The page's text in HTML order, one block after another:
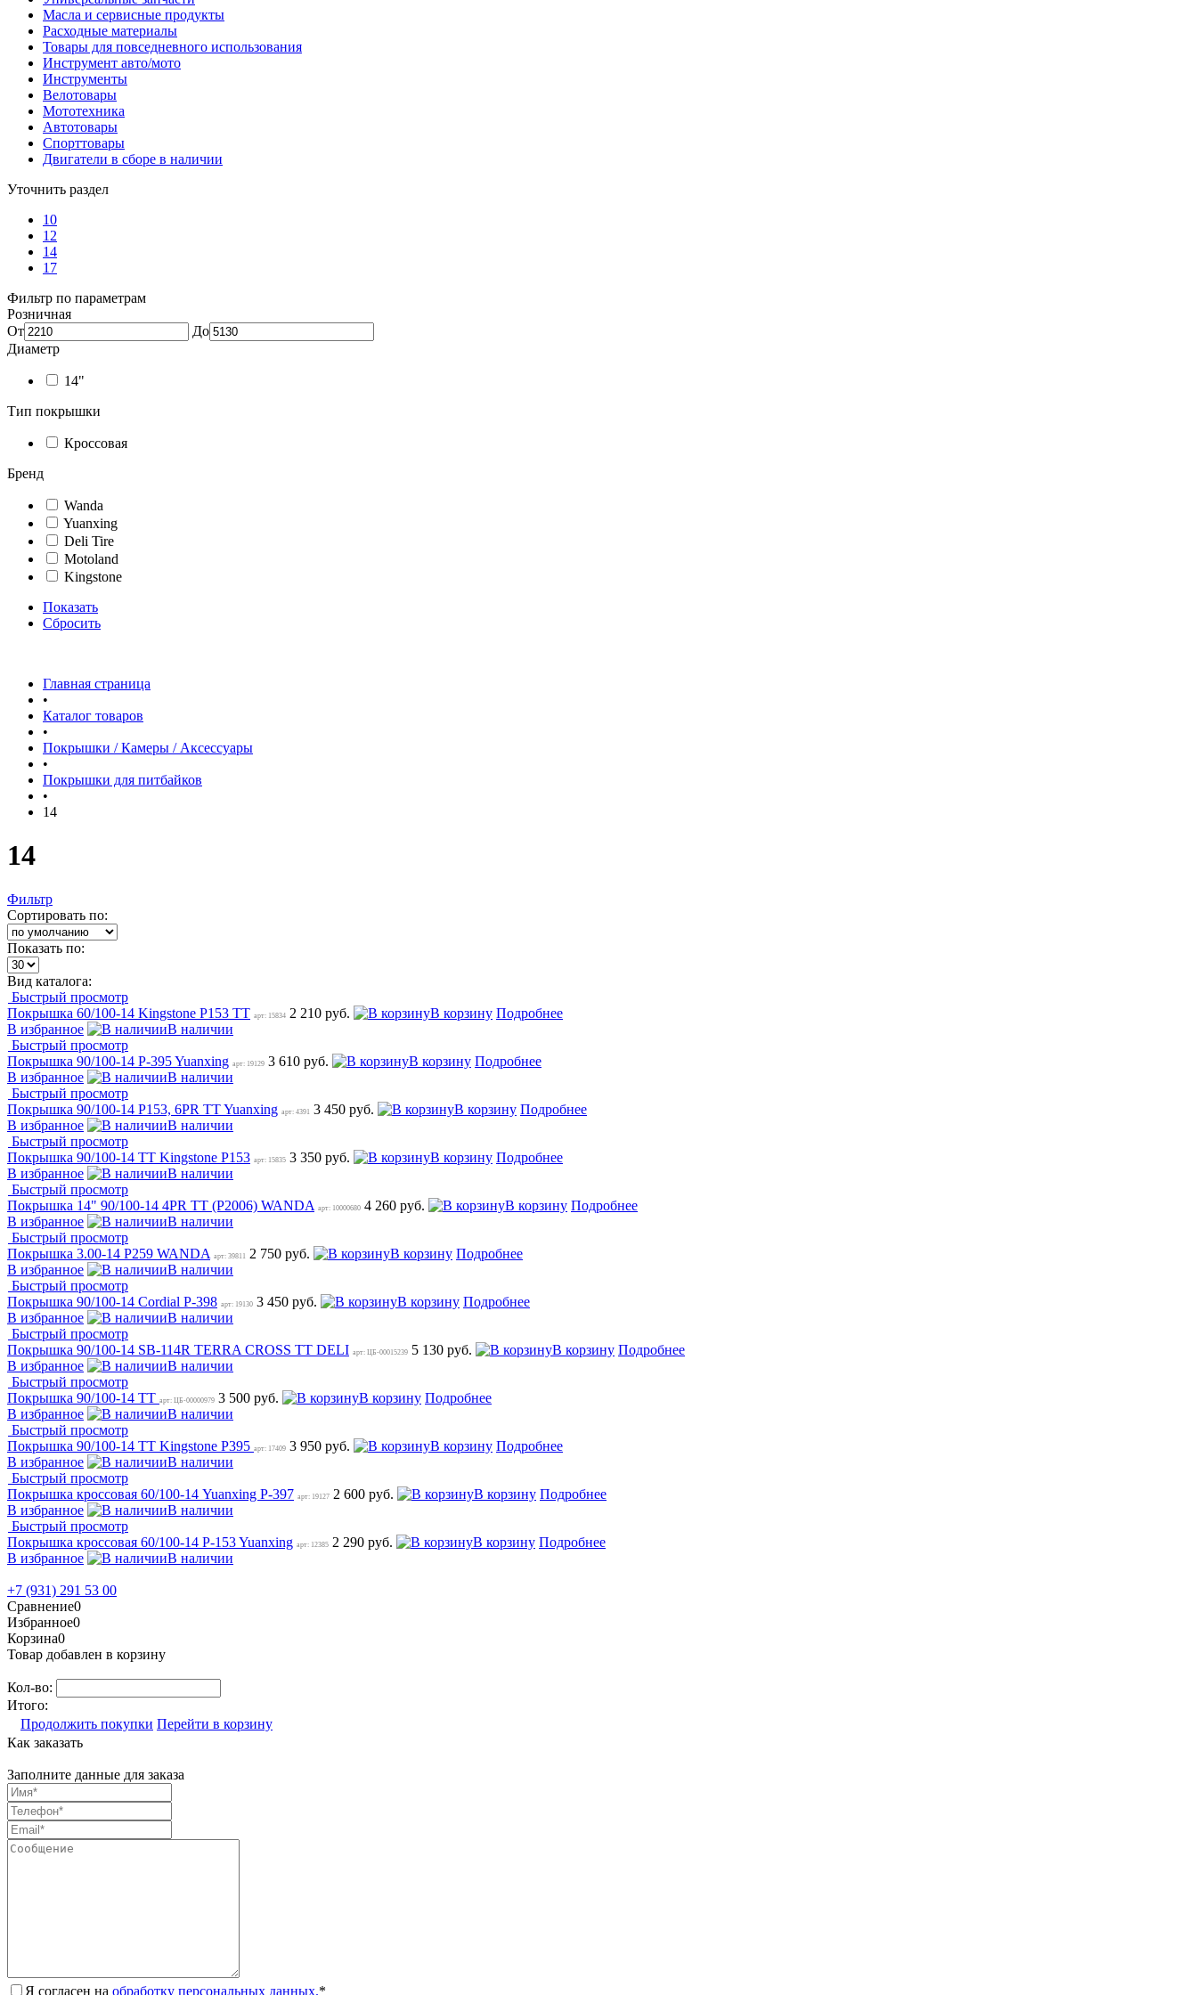
Масла и сервисные продукты
Расходные материалы
Товары для повседневного использования
Инструмент авто/мото
Инструменты
Велотовары
Мототехника
Автотовары
Спорттовары
Двигатели в сборе в наличии
Уточнить раздел
10
12
14
17
Фильтр по параметрам
Розничная
От
До
Диаметр
14"
Тип покрышки
Кроссовая
Бренд
Wanda
Yuanxing
Deli Tire
Motoland
Kingstone
Показать
Сбросить
Главная страница
•
Каталог товаров
•
Покрышки / Камеры / Аксессуары
•
Покрышки для питбайков
•
14
14
Фильтр
Сортировать по:
Показать по:
Вид каталога:
Быстрый просмотр
Покрышка 60/100-14 Kingstone P153 TT арт: 15834 2 210 руб. В корзину Подробнее
В избранное
В наличии
Быстрый просмотр
Покрышка 90/100-14 P-395 Yuanxing арт: 19129 3 610 руб. В корзину Подробнее
В избранное
В наличии
Быстрый просмотр
Покрышка 90/100-14 P153, 6PR TT Yuanxing арт: 4391 3 450 руб. В корзину Подробнее
В избранное
В наличии
Быстрый просмотр
Покрышка 90/100-14 TT Kingstone P153 арт: 15835 3 350 руб. В корзину Подробнее
В избранное
В наличии
Быстрый просмотр
Покрышка 14" 90/100-14 4PR TT (P2006) WANDA арт: 10000680 4 260 руб. В корзину Подробнее
В избранное
В наличии
Быстрый просмотр
Покрышка 3.00-14 Р259 WANDA арт: 39811 2 750 руб. В корзину Подробнее
В избранное
В наличии
Быстрый просмотр
Покрышка 90/100-14 Cordial P-398 арт: 19130 3 450 руб. В корзину Подробнее
В избранное
В наличии
Быстрый просмотр
Покрышка 90/100-14 SB-114R TERRA CROSS TT DELI арт: ЦБ-00015239 5 130 руб. В корзину Подробнее
В избранное
В наличии
Быстрый просмотр
Покрышка 90/100-14 TT арт: ЦБ-00000979 3 500 руб. В корзину Подробнее
В избранное
В наличии
Быстрый просмотр
Покрышка 90/100-14 TT Kingstone P395 арт: 17409 3 950 руб. В корзину Подробнее
В избранное
В наличии
Быстрый просмотр
Покрышка кроссовая 60/100-14 Yuanxing P-397 арт: 19127 2 600 руб. В корзину Подробнее
В избранное
В наличии
Быстрый просмотр
Покрышка кроссовая 60/100-14 P-153 Yuanxing арт: 12385 2 290 руб. В корзину Подробнее
В избранное
В наличии
+7 (931) 291 53 00
Сравнение0
Избранное0
Корзина0
Товар добавлен в корзину
Кол-во:
Итого:
Продолжить покупки Перейти в корзину
Как заказать
Заполните данные для заказа
Я согласен на обработку персональных данных.*